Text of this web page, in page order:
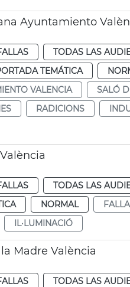
Ayuntamiento
TODAS LAS
TEMÁTICA
VALENCIA
SALÓ
RADICIONS
TODAS LAS
NORMAL
IL·LUMINACIÓ
Madre València
TODAS LAS